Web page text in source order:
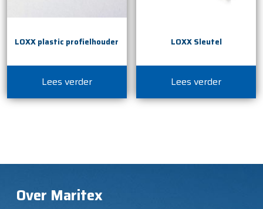
LOXX plastic profielhouder
Lees verder
LOXX Sleutel
Lees verder
Over Maritex